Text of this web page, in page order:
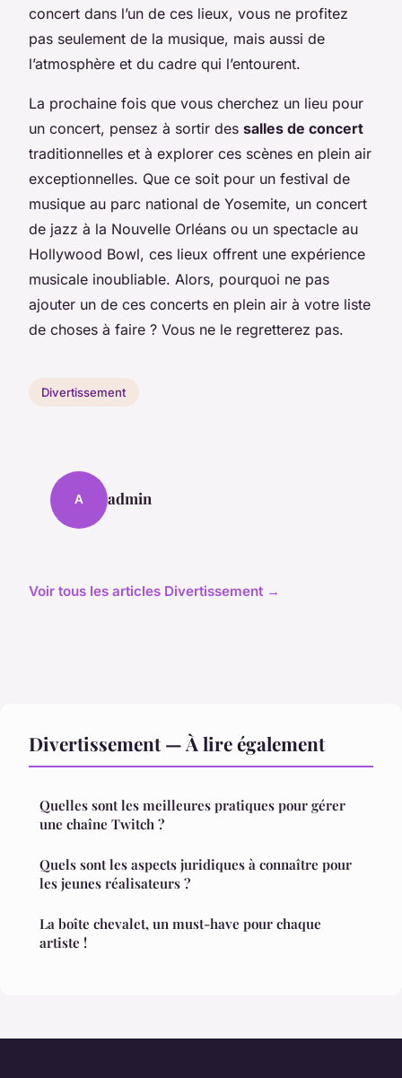
concert dans l’un de ces lieux, vous ne profitez
pas seulement de la musique, mais aussi de
l’atmosphère et du cadre qui l’entourent.
La prochaine fois que vous cherchez un lieu pour
un concert, pensez à sortir des salles de concert
traditionnelles et à explorer ces scènes en plein air
exceptionnelles. Que ce soit pour un festival de
musique au parc national de Yosemite, un concert
de jazz à la Nouvelle Orléans ou un spectacle au
Hollywood Bowl, ces lieux offrent une expérience
musicale inoubliable. Alors, pourquoi ne pas
ajouter un de ces concerts en plein air à votre liste
de choses à faire ? Vous ne le regretterez pas.
Divertissement
A admin
Voir tous les articles Divertissement →
Divertissement — À lire également
Quelles sont les meilleures pratiques pour gérer
une chaîne Twitch ?
Quels sont les aspects juridiques à connaître pour
les jeunes réalisateurs ?
La boîte chevalet, un must-have pour chaque
artiste !